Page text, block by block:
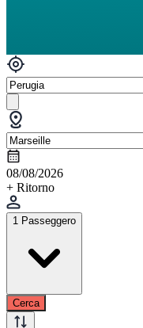
08/08/2026
+ Ritorno
1 Passeggero
Cerca